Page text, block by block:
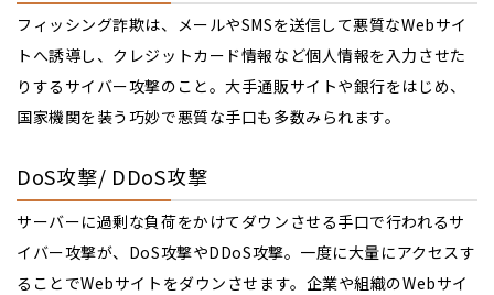
フィッシング詐欺は、メールやSMSを送信して悪質なWebサイ
トへ誘導し、クレジットカード情報など個人情報を入力させた
りするサイバー攻撃のこと。大手通販サイトや銀行をはじめ、
国家機関を装う巧妙で悪質な手口も多数みられます。
DoS攻撃/ DDoS攻撃
サーバーに過剰な負荷をかけてダウンさせる手口で行われるサ
イバー攻撃が、DoS攻撃やDDoS攻撃。一度に大量にアクセスす
ることでWebサイトをダウンさせます。企業や組織のWebサイ